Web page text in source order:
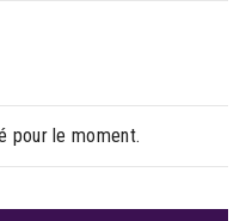
pour le moment.